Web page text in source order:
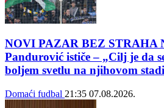
NOVI PAZAR BEZ STRAHA
Pandurović ističe – „Cilj je da
boljem svetlu na njihovom
Domaći fudbal 21:35 07.08.2026.